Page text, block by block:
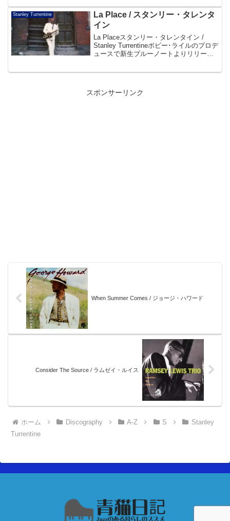
りDisc101. Gilb...
Stanley Turrentine
La Place / スタンリー・タレンタ
イン
La Placeスタンリー・タレンタイン /
Stanley Turrentineボビー･ライルのプロデ
ュースで新生ブルーノートよりリリース
年作品。ジーン・カーンがゲストで参加
スポンサーリンク
When Summer Comes / ジョージ・ハワード
Consider The Source / ラムゼイ・ルイス
ホーム Discography A-Z S
Stanley
Turrentine